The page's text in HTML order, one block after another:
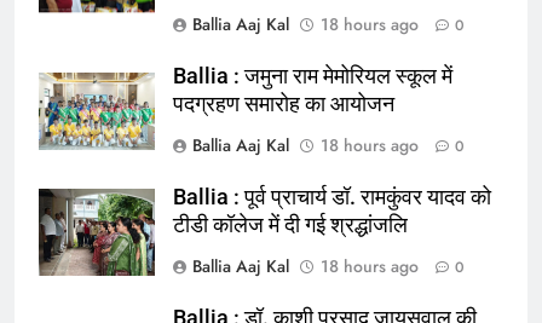
164
चिकित्सक, किया प्रदर्शन
NATIONAL बलिया
165
बलिया को मिलेगी नई ट्रेन की सौगात
Ballia Aaj Kal
18 hours ago 0
Ballia : जमुना राम मेमोरियल स्कूल में
पदग्रहण समारोह का आयोजन
Ballia Aaj Kal
18 hours ago 0
Ballia : पूर्व प्राचार्य डॉ. रामकुंवर यादव को
टीडी कॉलेज में दी गई श्रद्धांजलि
Ballia Aaj Kal
18 hours ago 0